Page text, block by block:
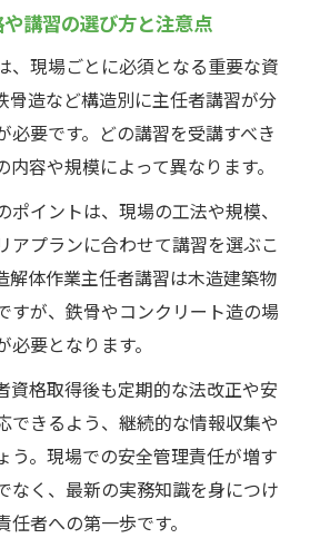
講習の選び方と注意点
、現場ごとに必須となる重要な資
骨造など構造別に主任者講習が分
必要です。どの講習を受講すべき
容や規模によって異なります。
イントは、現場の工法や規模、
アプランに合わせて講習を選ぶこ
解体作業主任者講習は木造建築物
すが、鉄骨やコンクリート造の場
要となります。
資格取得後も定期的な法改正や安
できるよう、継続的な情報収集や
う。現場での安全管理責任が増す
なく、最新の実務知識を身につけ
者への第一歩です。